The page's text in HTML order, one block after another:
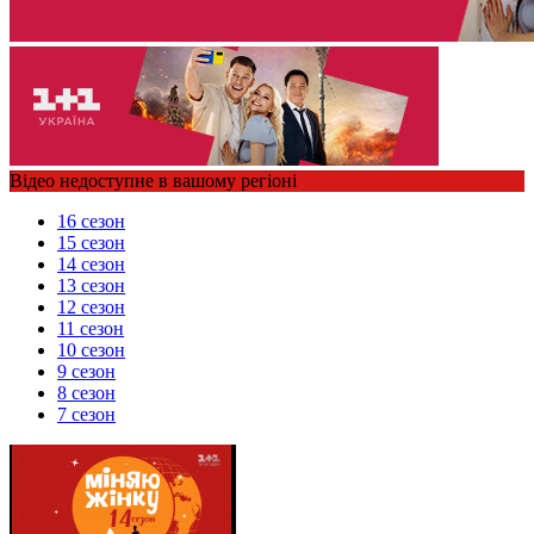
Відео недоступне в вашому регіоні
16 сезон
15 сезон
14 сезон
13 сезон
12 сезон
11 сезон
10 сезон
9 сезон
8 сезон
7 сезон